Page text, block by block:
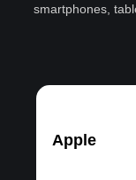
smartphones,
Apple